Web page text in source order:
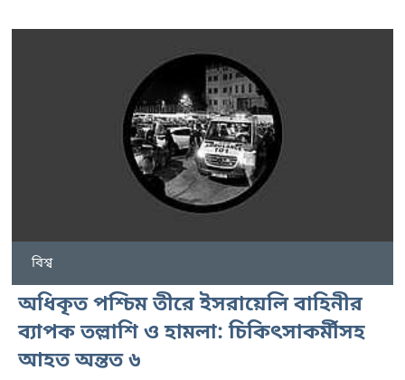
বিশ্ব
অধিকৃত পশ্চিম তীরে ইসরায়েলি বাহিনীর
ব্যাপক তল্লাশি ও হামলা: চিকিৎসাকর্মীসহ
আহত অন্তত ৬